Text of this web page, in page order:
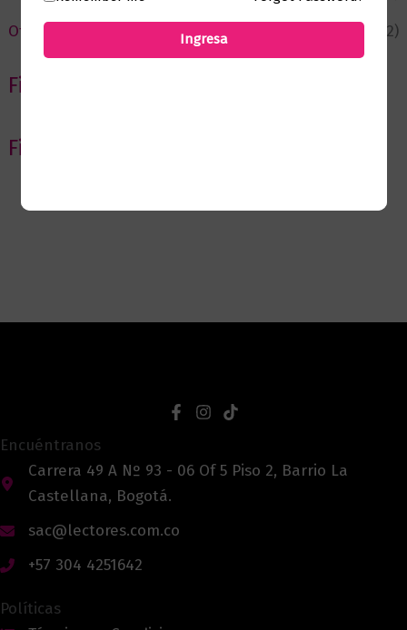
Ofertas
(12)
Filtrar por Autor
Filtrar por editorial
Encuéntranos
Carrera 49 A Nº 93 - 06 Of 5 Piso 2, Barrio La
Castellana, Bogotá.
sac@lectores.com.co
+57 304 4251642
Políticas
Ingresa